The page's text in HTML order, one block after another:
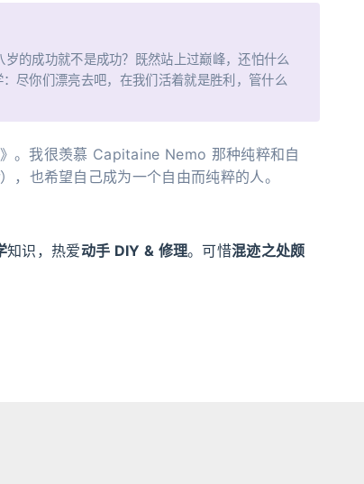
的成功就不是成功？既然站上过巅峰，还怕什么
尽你们漂亮去吧，在我们活着就是胜利，管什么
。我很羡慕 Capitaine Nemo 那种纯粹和自
），也希望自己成为一个自由而纯粹的人。
知识，热爱动手 DIY & 修理。可惜混迹之处颇